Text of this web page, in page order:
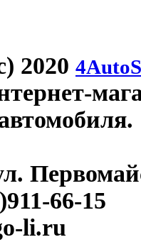
2020
66-15
li.ru